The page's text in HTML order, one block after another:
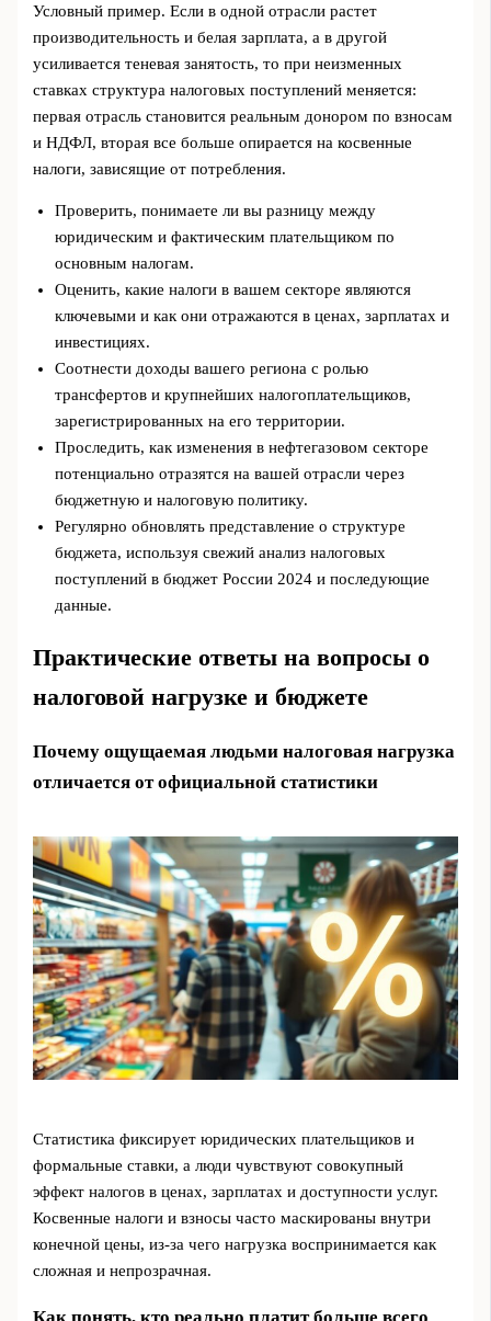
Условный пример. Если в одной отрасли растет
производительность и белая зарплата, а в другой
усиливается теневая занятость, то при неизменных
ставках структура налоговых поступлений меняется:
первая отрасль становится реальным донором по взносам
и НДФЛ, вторая все больше опирается на косвенные
налоги, зависящие от потребления.
Проверить, понимаете ли вы разницу между
юридическим и фактическим плательщиком по
основным налогам.
Оценить, какие налоги в вашем секторе являются
ключевыми и как они отражаются в ценах, зарплатах и
инвестициях.
Соотнести доходы вашего региона с ролью
трансфертов и крупнейших налогоплательщиков,
зарегистрированных на его территории.
Проследить, как изменения в нефтегазовом секторе
потенциально отразятся на вашей отрасли через
бюджетную и налоговую политику.
Регулярно обновлять представление о структуре
бюджета, используя свежий анализ налоговых
поступлений в бюджет России 2024 и последующие
данные.
Практические ответы на вопросы о
налоговой нагрузке и бюджете
Почему ощущаемая людьми налоговая нагрузка
отличается от официальной статистики
Статистика фиксирует юридических плательщиков и
формальные ставки, а люди чувствуют совокупный
эффект налогов в ценах, зарплатах и доступности услуг.
Косвенные налоги и взносы часто маскированы внутри
конечной цены, из-за чего нагрузка воспринимается как
сложная и непрозрачная.